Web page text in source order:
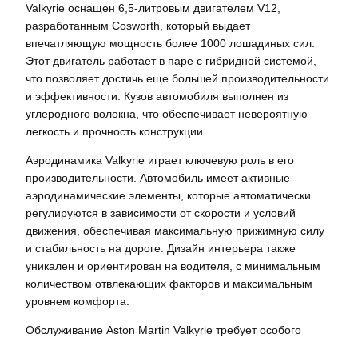
Valkyrie оснащен 6,5-литровым двигателем V12,
разработанным Cosworth, который выдает
впечатляющую мощность более 1000 лошадиных сил.
Этот двигатель работает в паре с гибридной системой,
что позволяет достичь еще большей производительности
и эффективности. Кузов автомобиля выполнен из
углеродного волокна, что обеспечивает невероятную
легкость и прочность конструкции.
Аэродинамика Valkyrie играет ключевую роль в его
производительности. Автомобиль имеет активные
аэродинамические элементы, которые автоматически
регулируются в зависимости от скорости и условий
движения, обеспечивая максимальную прижимную силу
и стабильность на дороге. Дизайн интерьера также
уникален и ориентирован на водителя, с минимальным
количеством отвлекающих факторов и максимальным
уровнем комфорта.
Обслуживание Aston Martin Valkyrie требует особого